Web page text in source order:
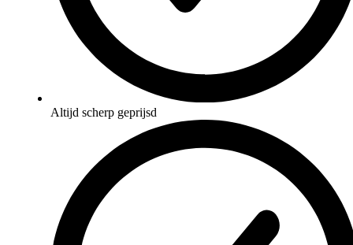
Altijd scherp geprijsd